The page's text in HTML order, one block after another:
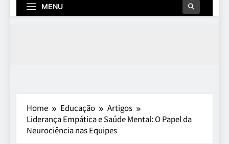
MENU
Home Educação
Artigos
Liderança Empática e Saúde Mental: O Papel da
Neurociência nas Equipes